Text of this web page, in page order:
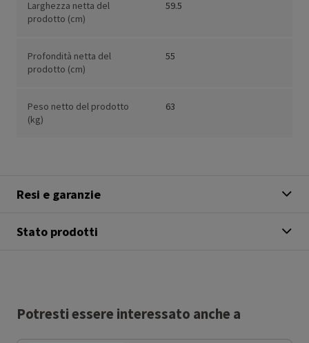
Larghezza netta del
prodotto (cm)
59.5
Profondità netta del
prodotto (cm)
55
Peso netto del prodotto
(kg)
63
Resi e garanzie
Stato prodotti
Potresti essere interessato anche a